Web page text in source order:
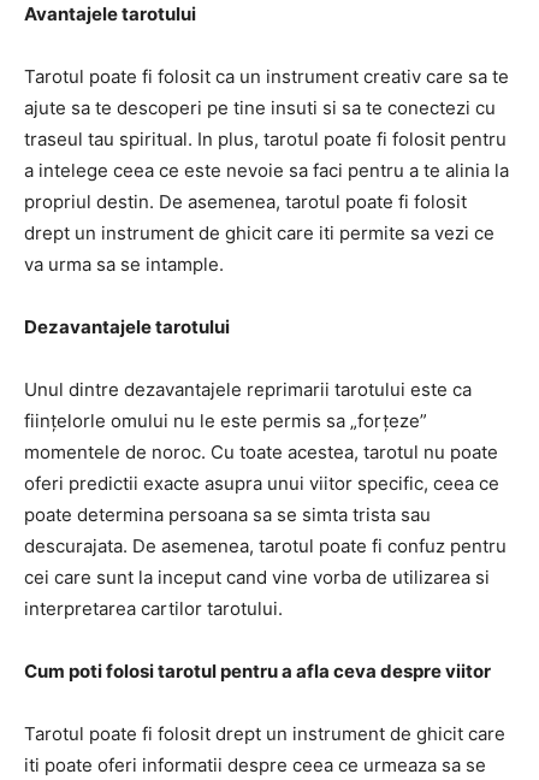
Avantajele tarotului
Tarotul poate fi folosit ca un instrument creativ care sa te
ajute sa te descoperi pe tine insuti si sa te conectezi cu
traseul tau spiritual. In plus, tarotul poate fi folosit pentru
a intelege ceea ce este nevoie sa faci pentru a te alinia la
propriul destin. De asemenea, tarotul poate fi folosit
drept un instrument de ghicit care iti permite sa vezi ce
va urma sa se intample.
Dezavantajele tarotului
Unul dintre dezavantajele reprimarii tarotului este ca
ființelorle omului nu le este permis sa „forțeze”
momentele de noroc. Cu toate acestea, tarotul nu poate
oferi predictii exacte asupra unui viitor specific, ceea ce
poate determina persoana sa se simta trista sau
descurajata. De asemenea, tarotul poate fi confuz pentru
cei care sunt la inceput cand vine vorba de utilizarea si
interpretarea cartilor tarotului.
Cum poti folosi tarotul pentru a afla ceva despre viitor
Tarotul poate fi folosit drept un instrument de ghicit care
iti poate oferi informatii despre ceea ce urmeaza sa se